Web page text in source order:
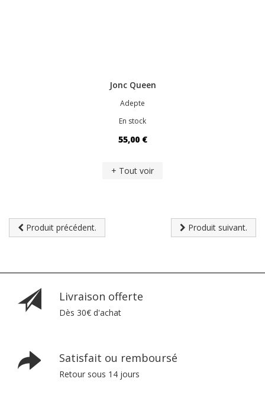
Jonc Queen
Adepte
En stock
55,00 €
+ Tout voir
Produit précédent. Produit suivant.
Livraison offerte
Dès 30€ d'achat
Satisfait ou remboursé
Retour sous 14 jours